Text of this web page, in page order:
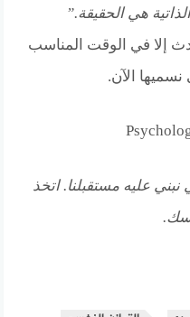
هي الحقيقة.”
إلا في الوقت المناسب
الآن.
عليه مستقبلنا. اتخذ